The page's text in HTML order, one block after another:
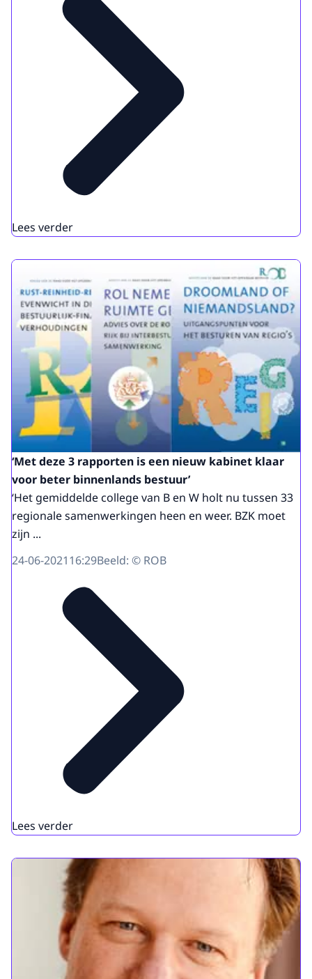
Lees verder
‘Met deze 3 rapporten is een nieuw kabinet klaar
voor beter binnenlands bestuur’
‘Het gemiddelde college van B en W holt nu tussen 33
regionale samenwerkingen heen en weer. BZK moet
zijn ...
24-06-202116:29Beeld: © ROB
Lees verder